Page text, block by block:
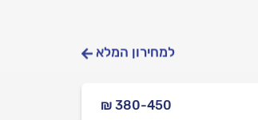
למחירון המלא
₪ 380-450